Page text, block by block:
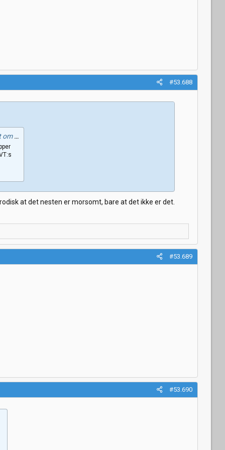
#53.688
at det nesten er morsomt, bare at det ikke er det.
#53.689
#53.690